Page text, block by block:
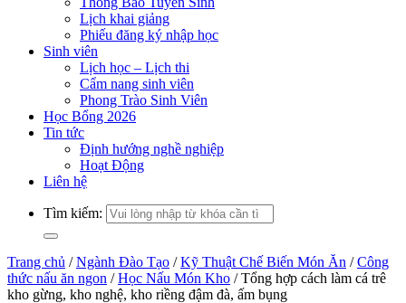
Lịch khai giảng
Phiếu đăng ký nhập học
Sinh viên
Lịch học – Lịch thi
Cẩm nang sinh viên
Phong Trào Sinh Viên
Học Bổng 2026
Tin tức
Định hướng nghề nghiệp
Hoạt Động
Liên hệ
Tìm kiếm:
Trang chủ / Ngành Đào Tạo / Kỹ Thuật Chế Biến Món Ăn / Công
thức nấu ăn ngon / Học Nấu Món Kho / Tổng hợp cách làm cá trê
kho gừng, kho nghệ, kho riềng đậm đà, ấm bụng